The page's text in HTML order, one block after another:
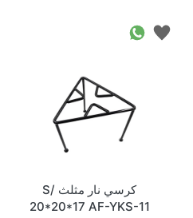
كرسي نار مثلث S/
20*20*17 AF-YKS-11